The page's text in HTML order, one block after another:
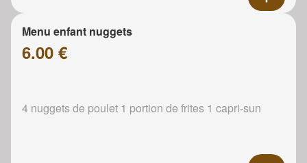
Menu enfant nuggets
6.00 €
4 nuggets de poulet 1 portion de frites 1 capri-sun